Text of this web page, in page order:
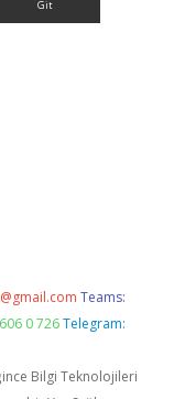
Teams:
0 726 Telegram:
Bilgi Teknolojileri